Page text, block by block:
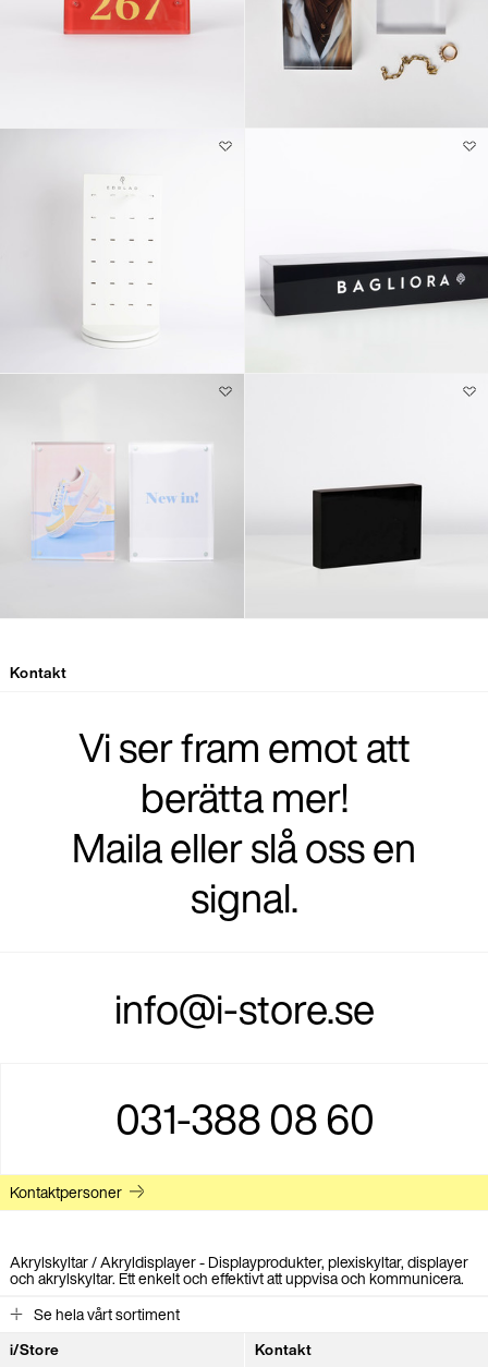
Kontakt
Vi ser fram emot att
berätta mer!
Maila eller slå oss en
signal.
info@i-store.se
031-388 08 60
Kontaktpersoner
Akrylskyltar / Akryldisplayer - Displayprodukter, plexiskyltar, displayer
och akrylskyltar. Ett enkelt och effektivt att uppvisa och kommunicera.
Se hela vårt sortiment
i/Store Kontakt